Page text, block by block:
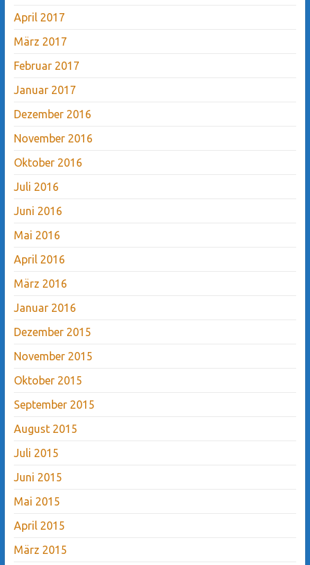
April 2017
März 2017
Februar 2017
Januar 2017
Dezember 2016
November 2016
Oktober 2016
Juli 2016
Juni 2016
Mai 2016
April 2016
März 2016
Januar 2016
Dezember 2015
November 2015
Oktober 2015
September 2015
August 2015
Juli 2015
Juni 2015
Mai 2015
April 2015
März 2015